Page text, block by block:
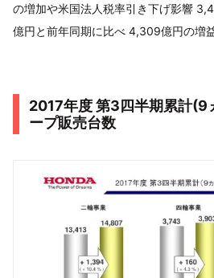
の増加や米国法人税率引き下げ影響
億円と前年同期に比べ 4,309億円の増
2017年度 第3四半期累計(9
ープ販売台数